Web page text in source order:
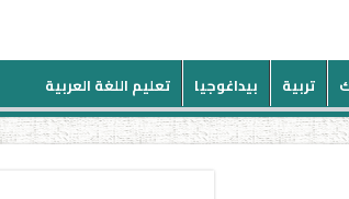
تربية بيداغوجيا تعليم اللغة العربية